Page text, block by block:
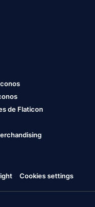
de Flaticon
Cookies settings